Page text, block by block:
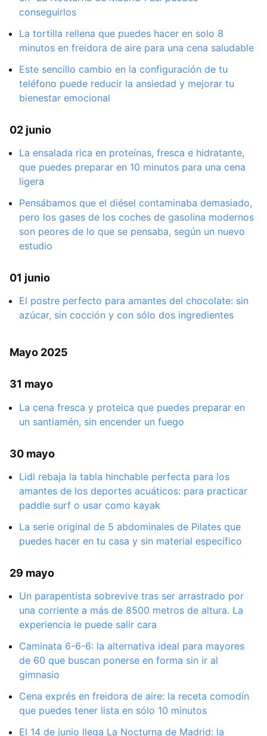
conseguirlos
La tortilla rellena que puedes hacer en solo 8
minutos en freidora de aire para una cena saludable
Este sencillo cambio en la configuración de tu
teléfono puede reducir la ansiedad y mejorar tu
bienestar emocional
02 junio
La ensalada rica en proteínas, fresca e hidratante,
que puedes preparar en 10 minutos para una cena
ligera
Pensábamos que el diésel contaminaba demasiado,
pero los gases de los coches de gasolina modernos
son peores de lo que se pensaba, según un nuevo
estudio
01 junio
El postre perfecto para amantes del chocolate: sin
azúcar, sin cocción y con sólo dos ingredientes
Mayo 2025
31 mayo
La cena fresca y proteica que puedes preparar en
un santiamén, sin encender un fuego
30 mayo
Lidl rebaja la tabla hinchable perfecta para los
amantes de los deportes acuáticos: para practicar
paddle surf o usar como kayak
La serie original de 5 abdominales de Pilates que
puedes hacer en tu casa y sin material específico
29 mayo
Un parapentista sobrevive tras ser arrastrado por
una corriente a más de 8500 metros de altura. La
experiencia le puede salir cara
Caminata 6-6-6: la alternativa ideal para mayores
de 60 que buscan ponerse en forma sin ir al
gimnasio
Cena exprés en freidora de aire: la receta comodín
que puedes tener lista en sólo 10 minutos
El 14 de junio llega La Nocturna de Madrid: la